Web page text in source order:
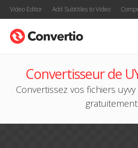
Video Editor Add Subtitles to Video
Convertisseur de
Convertissez vos fichiers
gratuitement